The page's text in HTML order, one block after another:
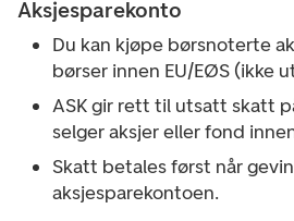
Aksjesparekonto
Du kan kjøpe børsnoterte
børser innen EU/EØS (ikke
ASK gir rett til utsatt skatt
selger aksjer eller fond
Skatt betales først når
aksjesparekontoen.